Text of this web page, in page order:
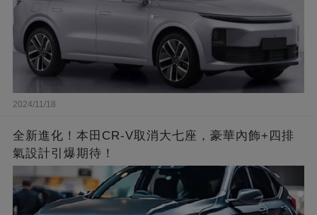
2024/11/18
全新進化！本田CR-V取消大七座，豪華內飾+四排
氣設計引爆期待！